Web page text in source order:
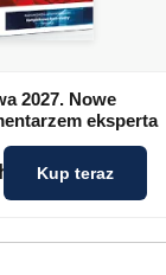
2027. Nowe
eksperta
Kup teraz